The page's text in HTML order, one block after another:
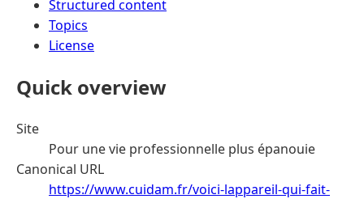
Structured content
Topics
License
Quick overview
Site
Pour une vie professionnelle plus épanouie
Canonical URL
https://www.cuidam.fr/voici-lappareil-qui-fait-